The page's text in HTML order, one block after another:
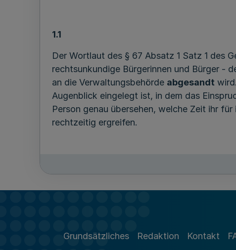
1.1
Der Wortlaut des § 67 Absatz 1 Satz 1 des
rechtsunkundige Bürgerinnen und Bürger -
an die Verwaltungsbehörde abgesandt
Augenblick eingelegt ist, in dem das
Person genau übersehen, welche Zeit ihr
rechtzeitig ergreifen.
Grundsätzliches Redaktion Kontakt